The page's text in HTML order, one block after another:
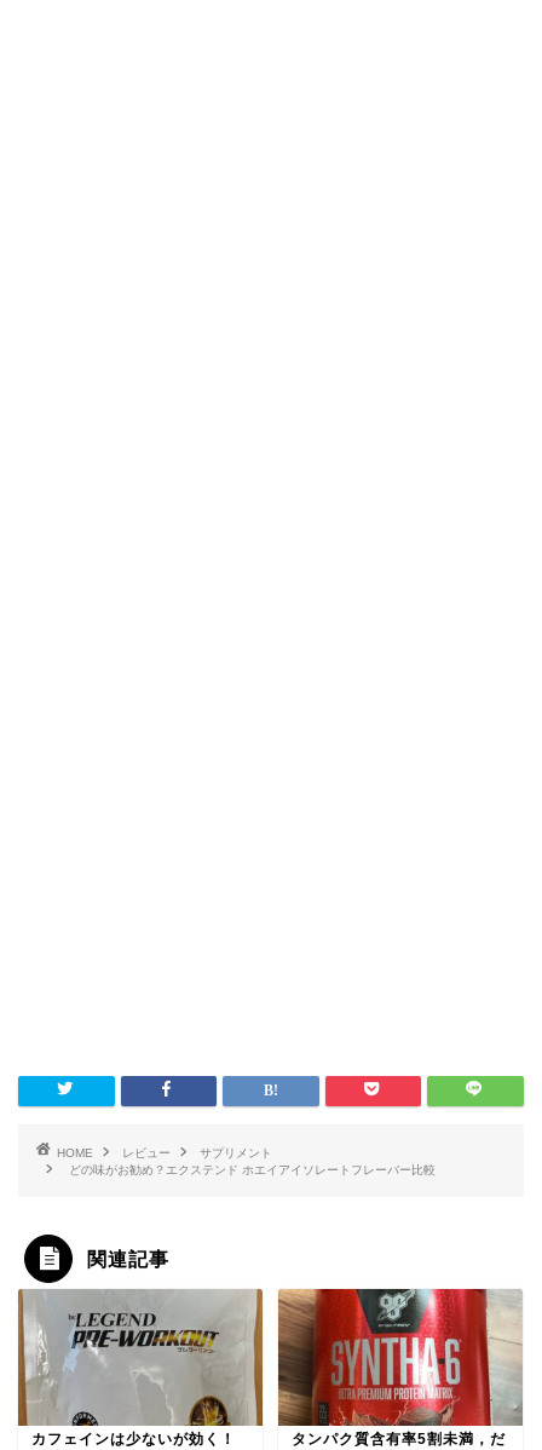
HOME レビュー
サプリメント
どの味がお勧め？エクステンド ホエイアイソレートフレーバー比較
関連記事
カフェインは少ないが効く！
タンパク質含有率5割未満，だ